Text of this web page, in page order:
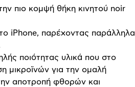
πιο κομψή θήκη κινητού noir
το iPhone, παρέχοντας παράλληλα
ποιότητας υλικά που στο
μικροϊνών για την ομαλή
αποτροπή φθορών και